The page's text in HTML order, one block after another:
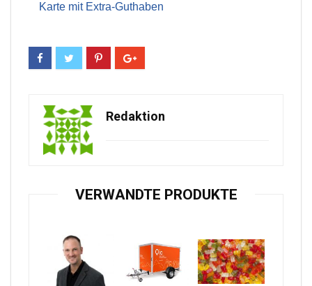
Karte mit Extra-Guthaben
Redaktion
VERWANDTE PRODUKTE